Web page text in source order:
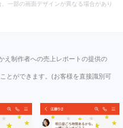
一部の画面デザインが異なる場合があり
え制作者への売上レポートの提供の
とができます。(お客様を直接識別可